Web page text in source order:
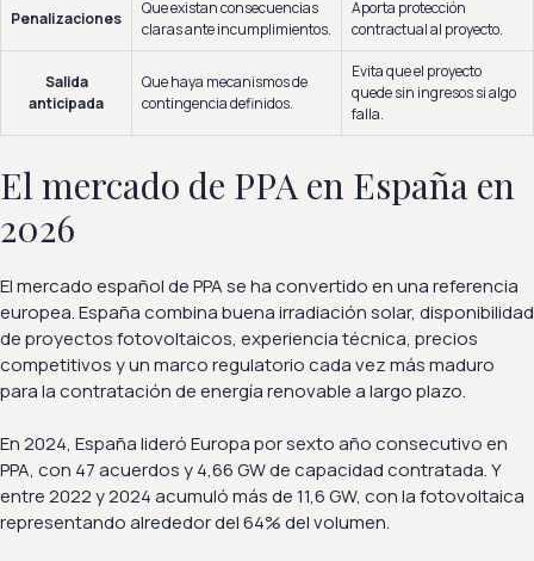
Penalizaciones
Que existan consecuencias
claras ante incumplimientos.
Aporta protección
contractual al proyecto.
Salida
anticipada
Que haya mecanismos de
contingencia definidos.
Evita que el proyecto
quede sin ingresos si algo
falla.
El mercado de PPA en España en
2026
El mercado español de PPA se ha convertido en una referencia
europea. España combina buena irradiación solar, disponibilidad
de proyectos fotovoltaicos, experiencia técnica, precios
competitivos y un marco regulatorio cada vez más maduro
para la contratación de energía renovable a largo plazo.
En 2024, España lideró Europa por sexto año consecutivo en
PPA, con 47 acuerdos y 4,66 GW de capacidad contratada. Y
entre 2022 y 2024 acumuló más de 11,6 GW, con la fotovoltaica
representando alrededor del 64% del volumen.